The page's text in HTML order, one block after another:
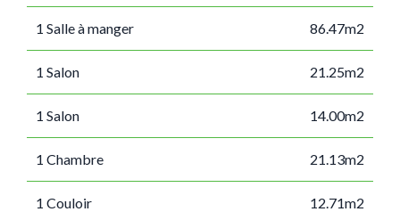
1 Salle à manger 86.47m2
1 Salon 21.25m2
1 Salon 14.00m2
1 Chambre 21.13m2
1 Couloir 12.71m2